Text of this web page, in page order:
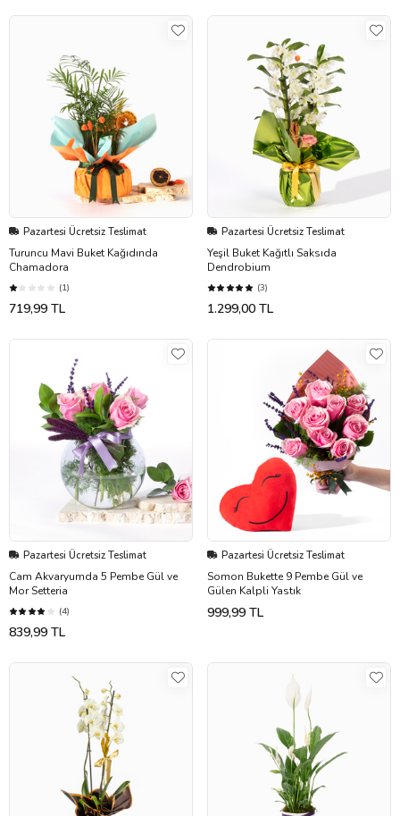
Pazartesi Ücretsiz Teslimat
Turuncu Mavi Buket Kağıdında
Chamadora
(1)
719,99 TL
Pazartesi Ücretsiz Teslimat
Yeşil Buket Kağıtlı Saksıda
Dendrobium
(3)
1.299,00 TL
Pazartesi Ücretsiz Teslimat
Cam Akvaryumda 5 Pembe Gül ve
Mor Setteria
(4)
839,99 TL
Pazartesi Ücretsiz Teslimat
Somon Bukette 9 Pembe Gül ve
Gülen Kalpli Yastık
999,99 TL